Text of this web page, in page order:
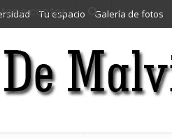
a contar
Tu espacio Galería de fotos